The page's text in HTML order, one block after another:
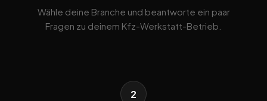
Wähle deine Branche und beantworte ein paar
Fragen zu deinem Kfz-Werkstatt-Betrieb.
2